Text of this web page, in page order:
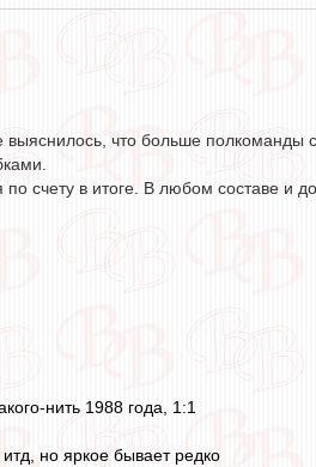
что больше полкоманды с
счету в итоге. В любом составе и
нить 1988 года, 1:1
но яркое бывает редко